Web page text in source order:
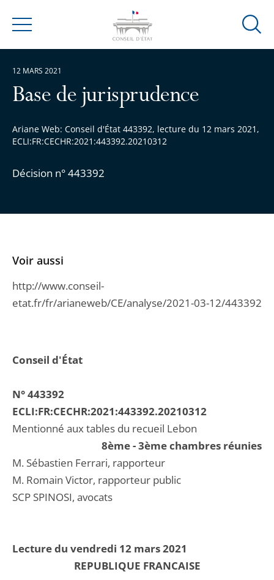
Menu
Ouvrir
Base de jurisprudence
Ariane Web: Conseil d'État 443392, lecture du 12 mars 2021,
ECLI:FR:CECHR:2021:443392.20210312
Décision n° 443392
12 MARS 2021
Conseil d'État
N° 443392
ECLI:FR:CECHR:2021:443392.20210312
Mentionné aux tables du recueil Lebon
8ème - 3ème chambres réunies
M. Sébastien Ferrari, rapporteur
M. Romain Victor, rapporteur public
SCP SPINOSI, avocats
Lecture du vendredi 12 mars 2021
REPUBLIQUE FRANCAISE
Voir aussi
http://www.conseil-
etat.fr/fr/arianeweb/CE/analyse/2021-03-12/443392